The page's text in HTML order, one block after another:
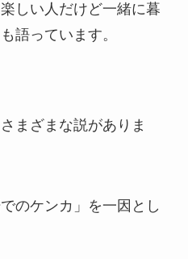
しい人だけど一緒に暮
語っています。
まざまな説がありま
のケンカ」を一因とし